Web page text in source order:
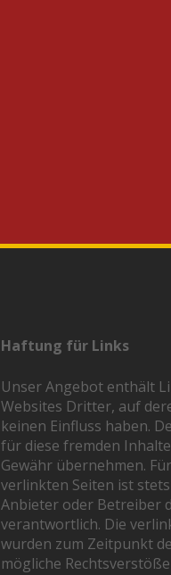
Haftung für Links
Unser Angebot enthält
Websites Dritter, auf
keinen Einfluss haben.
für diese fremden
Gewähr übernehmen.
verlinkten Seiten ist
Anbieter oder Betreiber
verantwortlich. Die
wurden zum Zeitpunkt
mögliche